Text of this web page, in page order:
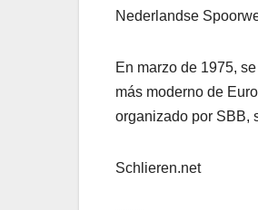
Nederlandse
En marzo de 1975,
más moderno de
organizado por SBB,
Schlieren.net